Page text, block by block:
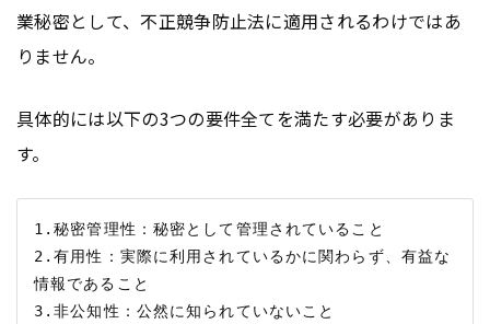
業秘密として、不正競争防止法に適用されるわけではあ
りません。
具体的には以下の3つの要件全てを満たす必要がありま
す。
1.秘密管理性：秘密として管理されていること
2.有用性：実際に利用されているかに関わらず、有益な
情報であること